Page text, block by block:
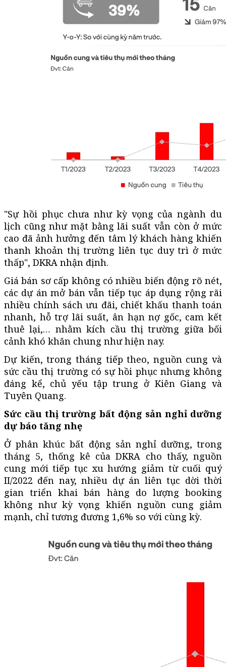
"Sự hồi phục chưa như kỳ vọng của ngành du
lịch cũng như mặt bằng lãi suất vẫn còn ở mức
cao đã ảnh hưởng đến tâm lý khách hàng khiến
thanh khoản thị trường liên tục duy trì ở mức
thấp", DKRA nhận định.
Giá bán sơ cấp không có nhiều biến động rõ nét,
các dự án mở bán vẫn tiếp tục áp dụng rộng rãi
nhiều chính sách ưu đãi, chiết khấu thanh toán
nhanh, hỗ trợ lãi suất, ân hạn nợ gốc, cam kết
thuê lại,… nhằm kích cầu thị trường giữa bối
cảnh khó khăn chung như hiện nay.
Dự kiến, trong tháng tiếp theo, nguồn cung và
sức cầu thị trường có sự hồi phục nhưng không
đáng kể, chủ yếu tập trung ở Kiên Giang và
Tuyên Quang.
Sức cầu thị trường bất động sản nghỉ dưỡng
dự báo tăng nhẹ
Ở phân khúc bất động sản nghỉ dưỡng, trong
tháng 5, thống kê của DKRA cho thấy, nguồn
cung mới tiếp tục xu hướng giảm từ cuối quý
II/2022 đến nay, nhiều dự án liên tục dời thời
gian triển khai bán hàng do lượng booking
không như kỳ vọng khiến nguồn cung giảm
mạnh, chỉ tương đương 1,6% so với cùng kỳ.